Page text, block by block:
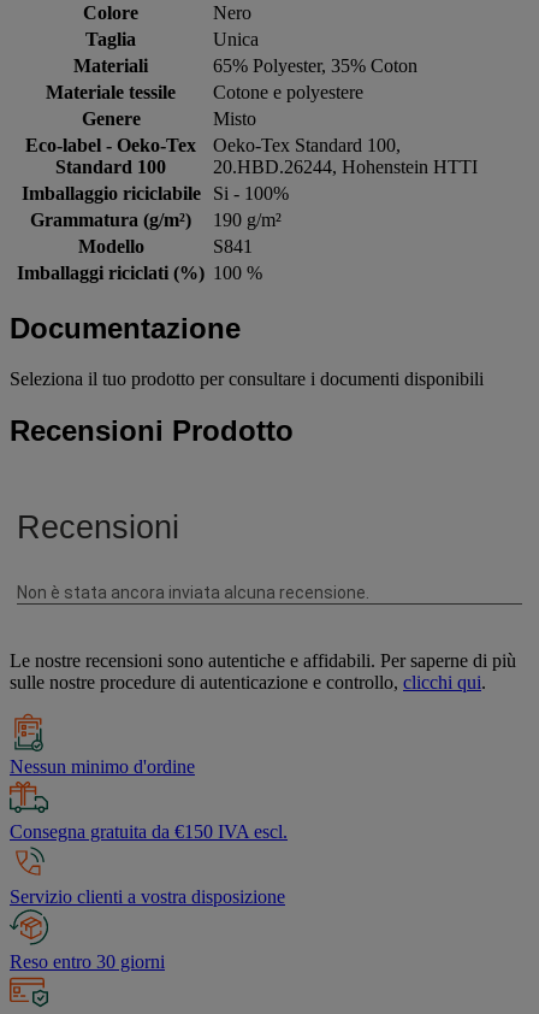
Colore
Nero
Taglia
Unica
Materiali
65% Polyester, 35% Coton
Materiale tessile
Cotone e polyestere
Genere
Misto
Eco-label - Oeko-Tex
Standard 100
Oeko-Tex Standard 100,
20.HBD.26244, Hohenstein HTTI
Imballaggio riciclabile
Si - 100%
Grammatura (g/m²)
190 g/m²
Modello
S841
Imballaggi riciclati (%) 100 %
Documentazione
Seleziona il tuo prodotto per consultare i documenti disponibili
Recensioni Prodotto
Le nostre recensioni sono autentiche e affidabili. Per saperne di più
sulle nostre procedure di autenticazione e controllo, clicchi qui.
Nessun minimo d'ordine
Consegna gratuita da €150 IVA escl.
Servizio clienti a vostra disposizione
Reso entro 30 giorni